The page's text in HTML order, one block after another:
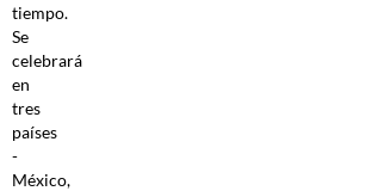
tiempo.
Se
celebrará
en
tres
países
-
México,